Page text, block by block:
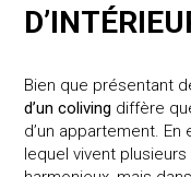
Bien que présentant
d’un coliving diffère
d’un appartement. En
lequel vivent plusieurs